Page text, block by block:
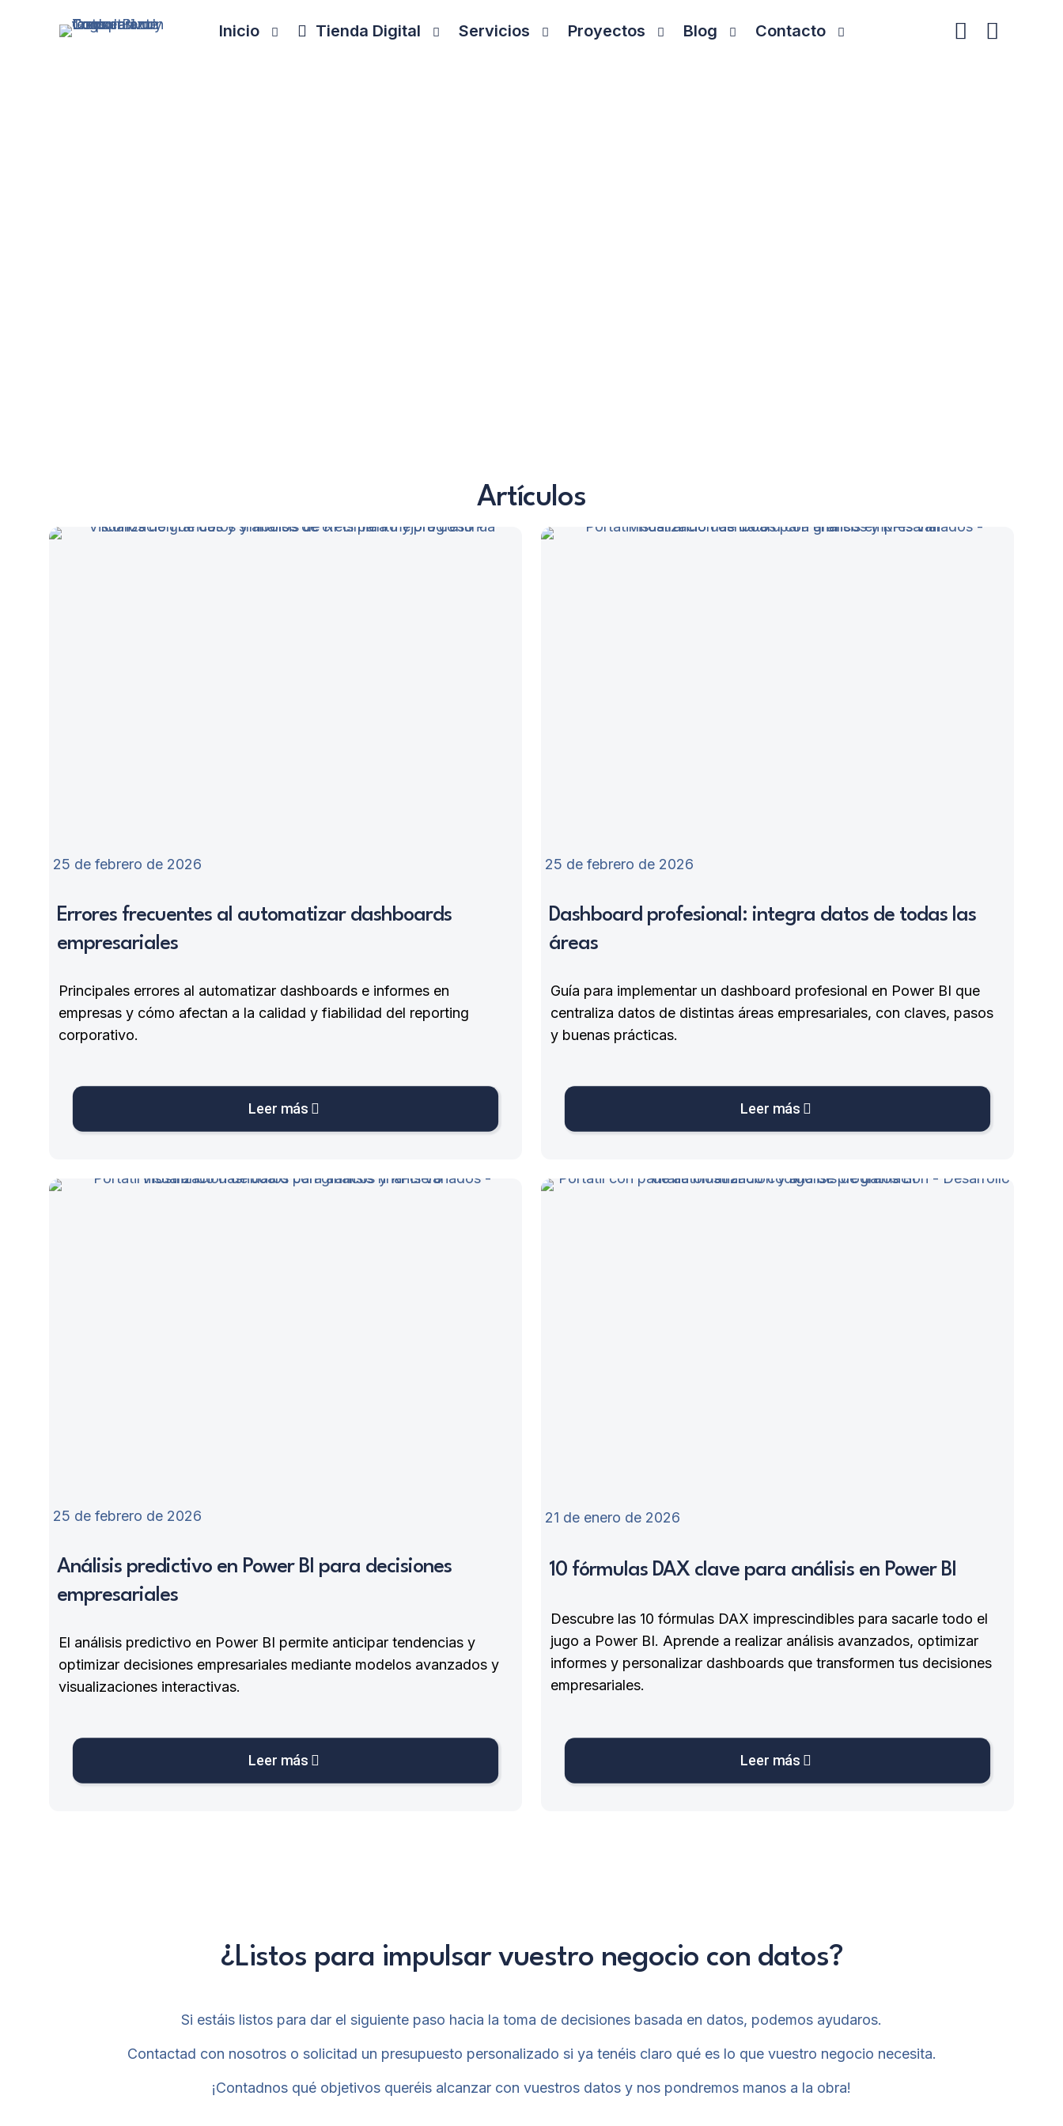
Inicio Tienda Digital Servicios Proyectos Blog Contacto
Artículos
25 de febrero de 2026
Errores frecuentes al automatizar dashboards
empresariales
Principales errores al automatizar dashboards e informes en
empresas y cómo afectan a la calidad y fiabilidad del reporting
corporativo.
Leer más
25 de febrero de 2026
Dashboard profesional: integra datos de todas las
áreas
Guía para implementar un dashboard profesional en Power BI que
centraliza datos de distintas áreas empresariales, con claves, pasos
y buenas prácticas.
Leer más
25 de febrero de 2026
Análisis predictivo en Power BI para decisiones
empresariales
El análisis predictivo en Power BI permite anticipar tendencias y
optimizar decisiones empresariales mediante modelos avanzados y
visualizaciones interactivas.
Leer más
21 de enero de 2026
10 fórmulas DAX clave para análisis en Power BI
Descubre las 10 fórmulas DAX imprescindibles para sacarle todo el
jugo a Power BI. Aprende a realizar análisis avanzados, optimizar
informes y personalizar dashboards que transformen tus decisiones
empresariales.
Leer más
¿Listos para impulsar vuestro negocio con datos?
Si estáis listos para dar el siguiente paso hacia la toma de decisiones basada en datos, podemos ayudaros.
Contactad con nosotros o solicitad un presupuesto personalizado si ya tenéis claro qué es lo que vuestro negocio necesita.
¡Contadnos qué objetivos queréis alcanzar con vuestros datos y nos pondremos manos a la obra!